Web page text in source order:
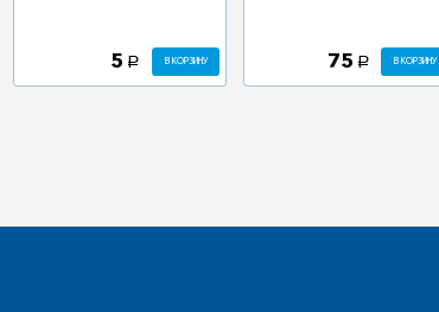
5 a В КОРЗИНУ 75 a В КОРЗИНУ